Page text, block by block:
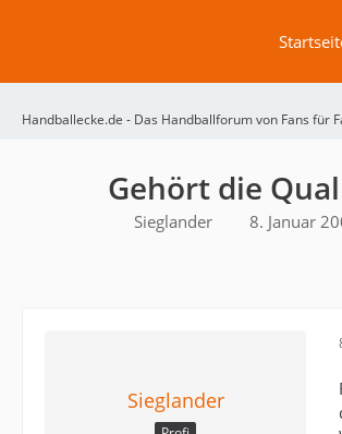
Handballecke.de - Das Handballforum von Fans für
Gehört die
Sieglander 8. Januar
Sieglander